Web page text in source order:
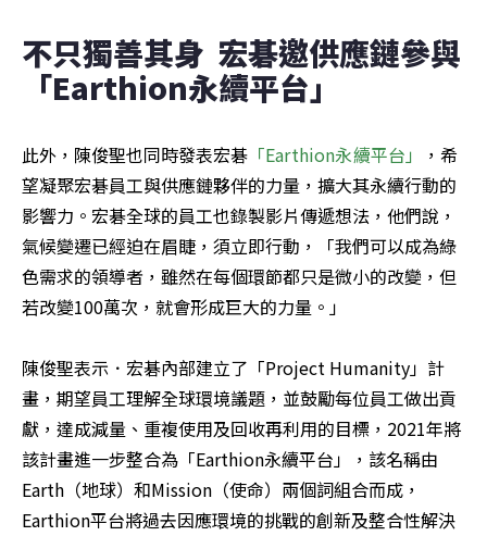
不只獨善其身  宏碁邀供應鏈參與
「Earthion永續平台」
此外，陳俊聖也同時發表宏碁 「Earthion永續平台」
，希
望凝聚宏碁員工與供應鏈夥伴的力量，擴大其永續行動的
影響力。宏碁全球的員工也錄製影片傳遞想法，他們說，
氣候變遷已經迫在眉睫，須立即行動，「我們可以成為綠
色需求的領導者，雖然在每個環節都只是微小的改變，但
若改變100萬次，就會形成巨大的力量。」
陳俊聖表示．宏碁內部建立了「Project Humanity」計
畫，期望員工理解全球環境議題，並鼓勵每位員工做出貢
獻，達成減量、重複使用及回收再利用的目標，2021年將
該計畫進一步整合為「Earthion永續平台」，該名稱由
Earth（地球）和Mission（使命）兩個詞組合而成，
Earthion平台將過去因應環境的挑戰的創新及整合性解決